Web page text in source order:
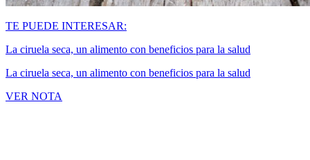
TE PUEDE INTERESAR:
La ciruela seca, un alimento con beneficios para la salud
La ciruela seca, un alimento con beneficios para la salud
VER NOTA